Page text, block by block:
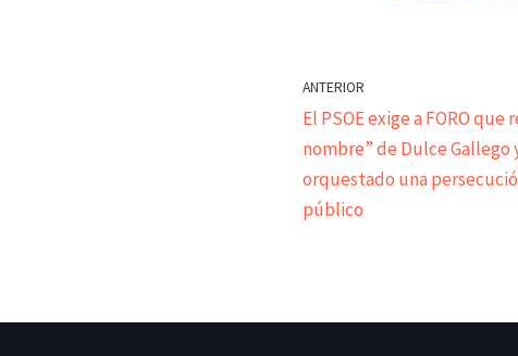
ANTERIOR
El PSOE exige a FORO
nombre” de Dulce Gallego
orquestado una
público